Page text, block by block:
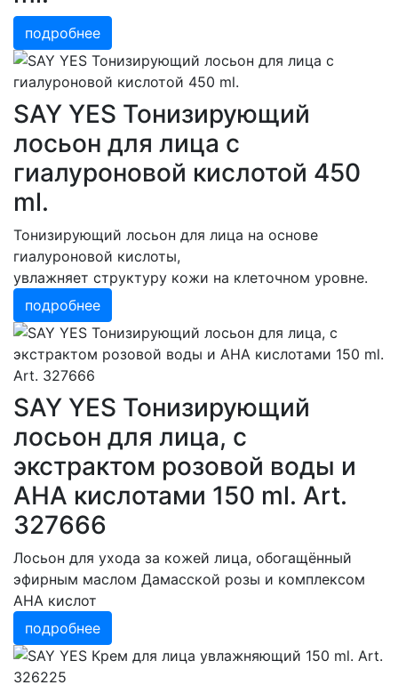
подробнее
SAY YES Тонизирующий
лосьон для лица с
гиалуроновой кислотой 450
ml.
Тонизирующий лосьон для лица на основе
гиалуроновой кислоты,
увлажняет структуру кожи на клеточном уровне.
подробнее
SAY YES Тонизирующий
лосьон для лица, c
экстрактом розовой воды и
АНА кислотами 150 ml. Art.
327666
Лосьон для ухода за кожей лица, обогащённый
эфирным маслом Дамасской розы и комплексом
AHA кислот
подробнее